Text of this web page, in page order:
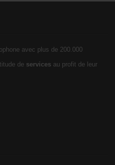
avec plus de 200.000
de services au profit de leur